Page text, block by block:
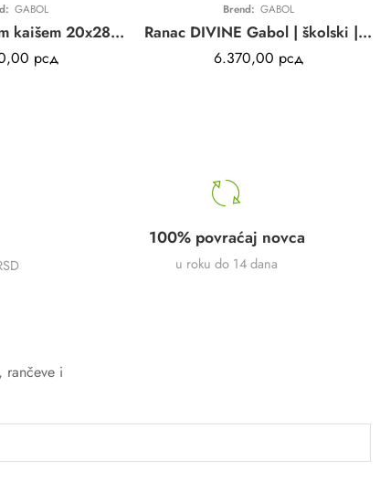
GABOL
Ranac sa jednim kaišem 20x28x6 cm Dock
рсд
Brend: GABOL
Ranac DIVINE Gabol | školski | teget | anatomski | vodootporan | 28L
6.370,00 рсд
100% povraćaj novca
u roku do 14 dana
rančeve i